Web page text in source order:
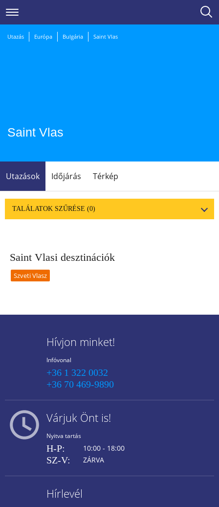
Utazás Európa Bulgária Saint Vlas
Saint Vlas
Utazások Időjárás Térkép
TALÁLATOK SZŰRÉSE (0)
Saint Vlasi desztinációk
Szveti Vlasz
Hívjon minket!
Infóvonal
+36 1 322 0032
+36 70 469-9890
Várjuk Önt is!
Nyitva tartás
H-P: 10:00 - 18:00
SZ-V: ZÁRVA
Hírlevél